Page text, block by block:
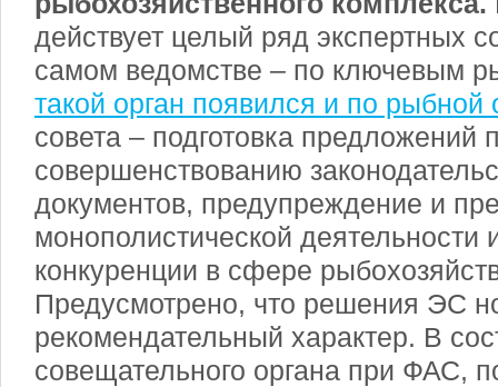
действует целый ряд экспертных
самом ведомстве – по ключевым
такой орган появился и по рыбной
совета – подготовка предложений
совершенствованию
документов, предупреждение и
монополистической деятельности
конкуренции в сфере
Предусмотрено, что решения ЭС
рекомендательный характер. В
совещательного органа при ФАС,